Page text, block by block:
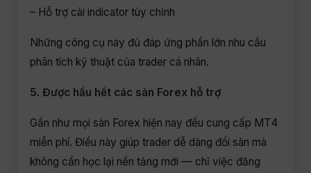
– Hỗ trợ cài indicator tùy chỉnh
Những công cụ này đủ đáp ứng phần lớn nhu cầu
phân tích kỹ thuật của trader cá nhân.
5. Được hầu hết các sàn Forex hỗ trợ
Gần như mọi sàn Forex hiện nay đều cung cấp MT4
miễn phí. Điều này giúp trader dễ dàng đổi sàn mà
không cần học lại nền tảng mới — chỉ việc đăng